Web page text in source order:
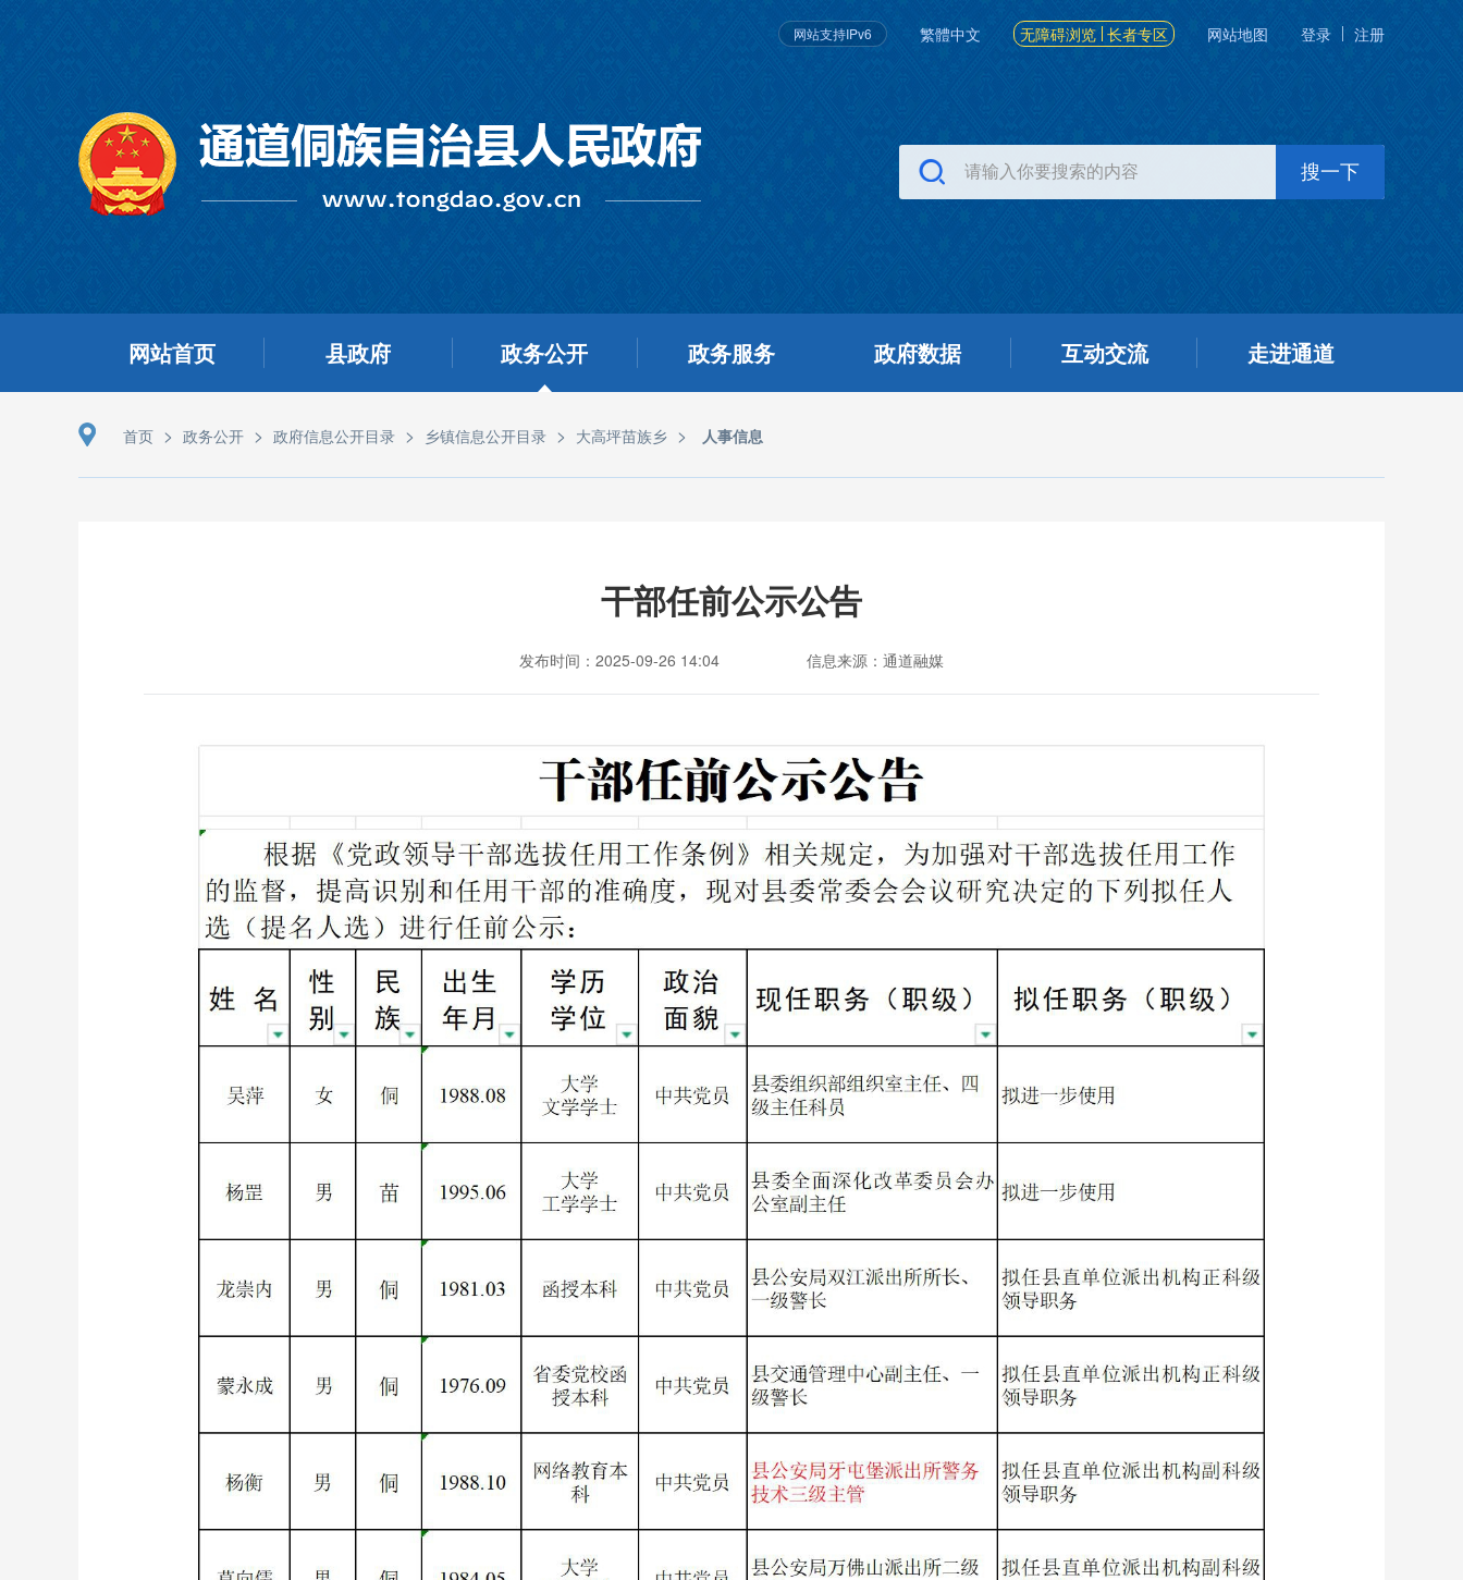
网站支持IPv6 繁體中文 无障碍浏览 长者专区 网站地图 登录 注册
网站首页 县政府 政务公开 政务服务 政府数据 互动交流 走进通道
首页 > 政务公开 > 政府信息公开目录 > 乡镇信息公开目录 > 大高坪苗族乡 > 人事信息
干部任前公示公告
发布时间：2025-09-26 14:04 信息来源：通道融媒